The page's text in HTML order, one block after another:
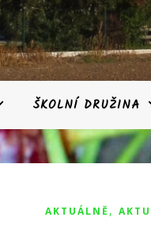
ŠKOLNÍ DRUŽINA
AKTUÁLNĚ ,